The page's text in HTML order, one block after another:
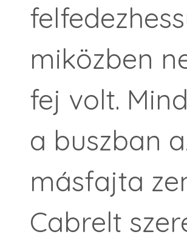
miközben
fej volt.
a buszban
másfajta
Cabrelt